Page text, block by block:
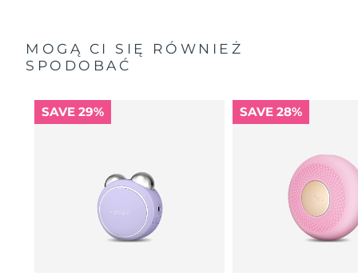
MOGĄ CI SIĘ RÓWNIEŻ
SPODOBAĆ
SAVE 29% SAVE 28%